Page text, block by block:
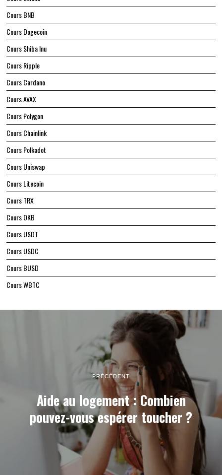
Cours BNB
Cours Dogecoin
Cours Shiba Inu
Cours Ripple
Cours Cardano
Cours AVAX
Cours Polygon
Cours Chainlink
Cours Polkadot
Cours Uniswap
Cours Litecoin
Cours TRX
Cours OKB
Cours USDT
Cours USDC
Cours BUSD
Cours WBTC
PRÉCÉDENT
Aide au logement : Combien
pouvez-vous espérer toucher ?